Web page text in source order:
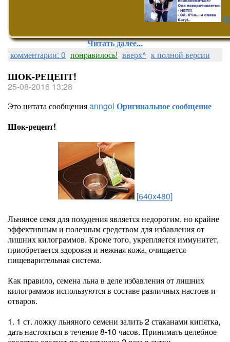
Читать далее...
комментарии: 0 понравилось! вверх^ к полной версии
ШОК-РЕЦЕПТ!
25-08-2016 13:28
Это цитата сообщенияanngol Оригинальное сообщение
Шок-рецепт!
[640x480]
Льняное семя для похудения является недорогим, но крайне
эффективным и полезным средством для избавления от
лишних килограммов. Кроме того, укрепляется иммунитет,
приобретается здоровая и нежная кожа, очищается
пищеварительная система.
Как правило, семена льна в деле избавления от лишних
килограммов используются в составе различных настоев и
отваров.
1. 1 ст. ложку льняного семени залить 2 стаканами кипятка,
дать настояться в течение 8-10 часов. Принимать целебное